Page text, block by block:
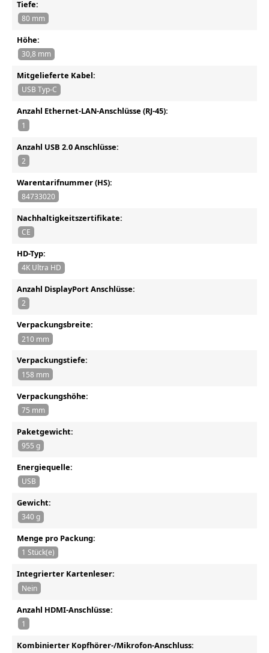
Tiefe:
80 mm
Höhe:
30,8 mm
Mitgelieferte Kabel:
USB Typ-C
Anzahl Ethernet-LAN-Anschlüsse (RJ-45):
1
Anzahl USB 2.0 Anschlüsse:
2
Warentarifnummer (HS):
84733020
Nachhaltigkeitszertifikate:
CE
HD-Typ:
4K Ultra HD
Anzahl DisplayPort Anschlüsse:
2
Verpackungsbreite:
210 mm
Verpackungstiefe:
158 mm
Verpackungshöhe:
75 mm
Paketgewicht:
955 g
Energiequelle:
USB
Gewicht:
340 g
Menge pro Packung:
1 Stück(e)
Integrierter Kartenleser:
Nein
Anzahl HDMI-Anschlüsse:
1
Kombinierter Kopfhörer-/Mikrofon-Anschluss: